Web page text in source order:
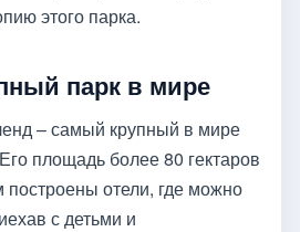
этого парка.
парк в мире
– самый крупный в мире
площадь более 80 гектаров
отели, где можно
с детьми и